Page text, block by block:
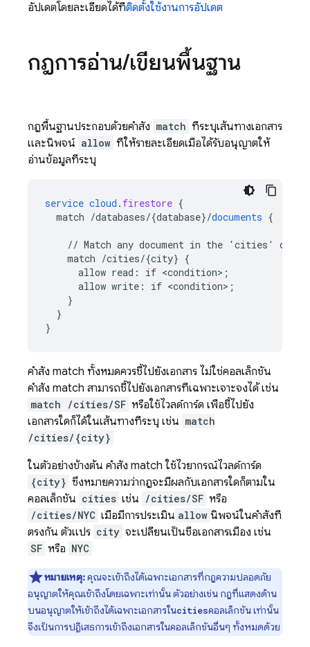
อัปเดตโดยละเอียดได้ที่ติดตั้งใช้งานการอัปเดต
กฎการอ่าน/เขียนพื้นฐาน
กฎพื้นฐานประกอบด้วยคำสั่ง match ที่ระบุเส้นทางเอกสาร
และนิพจน์ allow ที่ให้รายละเอียดเมื่อได้รับอนุญาตให้
อ่านข้อมูลที่ระบุ
service cloud . firestore {
match /databases/{database}/documents {
// Match any document in the 'cities'
match /cities/{city} {
allow read : if <condition> ;
allow write : if <condition> ;
}
}
}
คำสั่ง match ทั้งหมดควรชี้ไปยังเอกสาร ไม่ใช่คอลเล็กชัน
คำสั่ง match สามารถชี้ไปยังเอกสารที่เฉพาะเจาะจงได้ เช่น
match /cities/SF หรือใช้ไวลด์การ์ด เพื่อชี้ไปยัง
เอกสารใดก็ได้ในเส้นทางที่ระบุ เช่น match
/cities/{city}
ในตัวอย่างข้างต้น คำสั่ง match ใช้ไวยากรณ์ไวลด์การ์ด
{city} ซึ่งหมายความว่ากฎจะมีผลกับเอกสารใดก็ตามใน
คอลเล็กชัน cities เช่น /cities/SF หรือ
/cities/NYC เมื่อมีการประเมิน allow นิพจน์ในคำสั่งที่
ตรงกัน ตัวแปร city จะเปลี่ยนเป็นชื่อเอกสารเมือง เช่น
SF หรือ NYC
หมายเหตุ:คุณจะเข้าถึงได้เฉพาะเอกสารที่กฎความปลอดภัย
อนุญาตให้คุณเข้าถึงโดยเฉพาะเท่านั้น ตัวอย่างเช่น กฎที่แสดงด้าน
บนอนุญาตให้เข้าถึงได้เฉพาะเอกสารในcitiesคอลเล็กชัน เท่านั้น
จึงเป็นการปฏิเสธการเข้าถึงเอกสารในคอลเล็กชันอื่นๆ ทั้งหมดด้วย